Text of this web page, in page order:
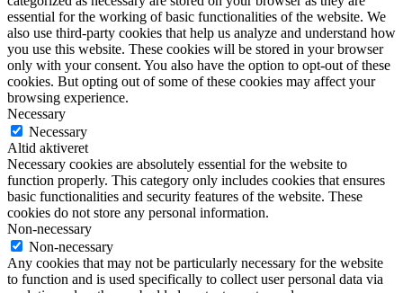
essential for the working of basic functionalities of the website. We
also use third-party cookies that help us analyze and understand how
you use this website. These cookies will be stored in your browser
only with your consent. You also have the option to opt-out of these
cookies. But opting out of some of these cookies may affect your
browsing experience.
Necessary
Necessary
Altid aktiveret
Necessary cookies are absolutely essential for the website to
function properly. This category only includes cookies that ensures
basic functionalities and security features of the website. These
cookies do not store any personal information.
Non-necessary
Non-necessary
Any cookies that may not be particularly necessary for the website
to function and is used specifically to collect user personal data via